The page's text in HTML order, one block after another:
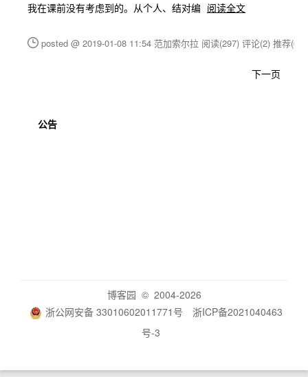
我在课前没有考虑到的。从个人、结对编 阅读全文
posted @ 2019-01-08 11:54 范加索尔拉 阅读(297) 评论(2) 推荐(0)
下一页
公告
博客园 © 2004-2026
浙公网安备 33010602011771号
浙ICP备2021040463
号-3